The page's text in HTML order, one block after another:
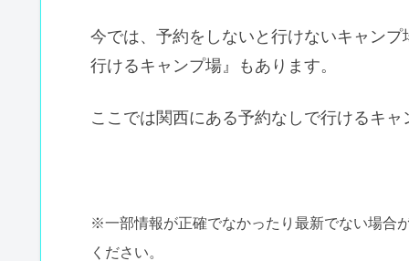
今では、予約をしないと行けないキャン
行けるキャンプ場』もあります。
ここでは関西にある予約なしで行けるキ
※一部情報が正確でなかったり最新でない場合
ください。